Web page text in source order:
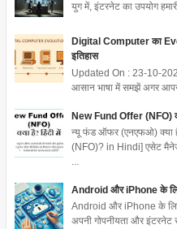
युग में, इंटरनेट का उपयोग
Digital Computer का
इतिहास
Updated On : 23-10-
आसान भाषा में समझें अगर
New Fund Offer (NFO)
न्यू फंड ऑफर (एनएफओ) क्या
(NFO)? in Hindi] एसेट
...
Android और iPhone के
Android और iPhone के
अपनी गोपनीयता और इंटरनेट